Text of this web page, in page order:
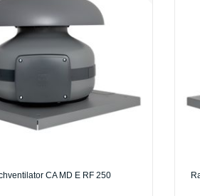
CA MD E RF 250